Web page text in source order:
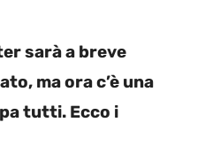
sarà a breve
ma ora c’è una
tutti. Ecco i